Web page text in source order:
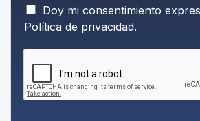
P
o
l
í
c
a
Doy mi consentimiento
Política de privacidad.